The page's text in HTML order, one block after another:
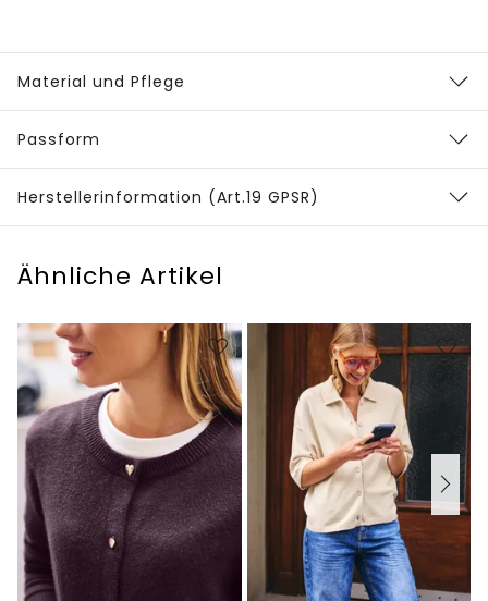
Material und Pflege
Passform
Herstellerinformation (Art.19 GPSR)
Ähnliche Artikel